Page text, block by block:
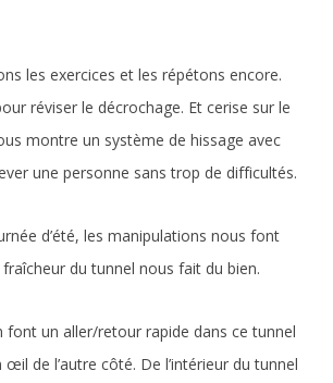
les exercices et les répétons encore.
réviser le décrochage. Et cerise sur le
montre un système de hissage avec
une personne sans trop de difficultés.
d’été, les manipulations nous font
du tunnel nous fait du bien.
font un aller/retour rapide dans ce tunnel
de l’autre côté. De l’intérieur du tunnel